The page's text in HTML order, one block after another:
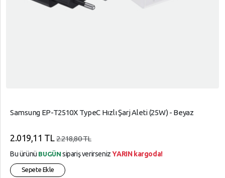
Samsung EP-T2510X TypeC Hızlı Şarj Aleti (25W) - Beyaz
2.019,11 TL 2.218,80 TL
Bu ürünü BUGÜN sipariş verirsenizYARIN kargoda!
Sepete Ekle